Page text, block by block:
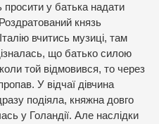
у батька надати
князь
вчитись музиці, там
що батько силою
той відмовився, то через
У відчаї дівчина
подіяла, княжна довго
у Голандії. Але наслідки